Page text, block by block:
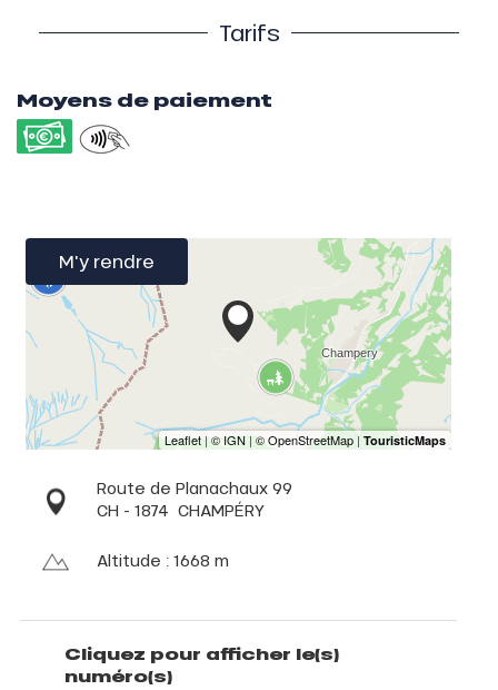
Tarifs
Moyens de paiement
M'y rendre
Route de Planachaux 99
CH - 1874 CHAMPÉRY
Altitude : 1668 m
Cliquez pour afficher le(s)
numéro(s)